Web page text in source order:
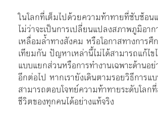
ในโลกที่เต็มไปด้วยความท้าทายที่ซับซ้อน
ไม่ว่าจะเป็นการเปลี่ยนแปลงสภาพภูมิอา
เหลื่อมล้ำทางสังคม หรือโอกาสทางการศึ
เทียมกัน ปัญหาเหล่านี้ไม่ได้สามารถแก้ไข
แบบแยกส่วนหรือการทำงานเฉพาะด้านอย่
อีกต่อไป หากเรายังเดินตามรอยวิธีการแบ
สามารถตอบโจทย์ความท้าทายระดับโลก
ชีวิตของทุกคนได้อย่างแท้จริง